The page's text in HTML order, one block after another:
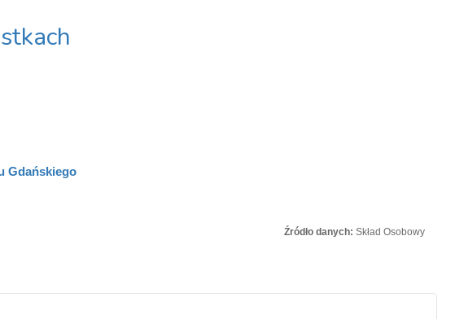
Gdańskiego
Źródło danych: Skład Osobowy